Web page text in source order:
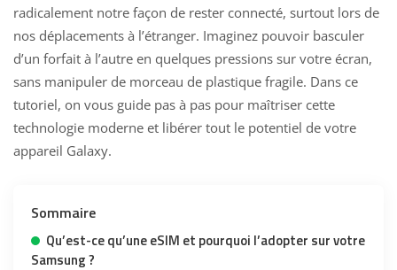
radicalement notre façon de rester connecté, surtout lors de
nos déplacements à l’étranger. Imaginez pouvoir basculer
d’un forfait à l’autre en quelques pressions sur votre écran,
sans manipuler de morceau de plastique fragile. Dans ce
tutoriel, on vous guide pas à pas pour maîtriser cette
technologie moderne et libérer tout le potentiel de votre
appareil Galaxy.
Sommaire
Qu’est-ce qu’une eSIM et pourquoi l’adopter sur votre
Samsung ?